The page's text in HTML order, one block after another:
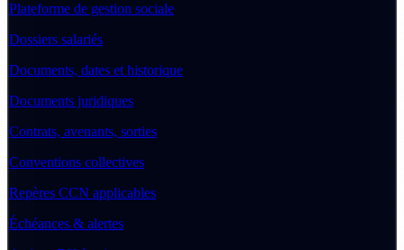
Plateforme de gestion sociale
Dossiers salariés
Documents, dates et historique
Documents juridiques
Contrats, avenants, sorties
Conventions collectives
Repères CCN applicables
Échéances & alertes